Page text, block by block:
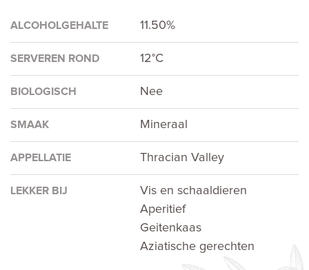
ALCOHOLGEHALTE 11.50%
SERVEREN ROND 12°C
BIOLOGISCH Nee
SMAAK Mineraal
APPELLATIE Thracian Valley
LEKKER BIJ
Vis en schaaldieren
Aperitief
Geitenkaas
Aziatische gerechten